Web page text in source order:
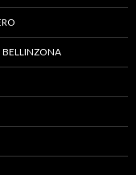
BELLINZONA